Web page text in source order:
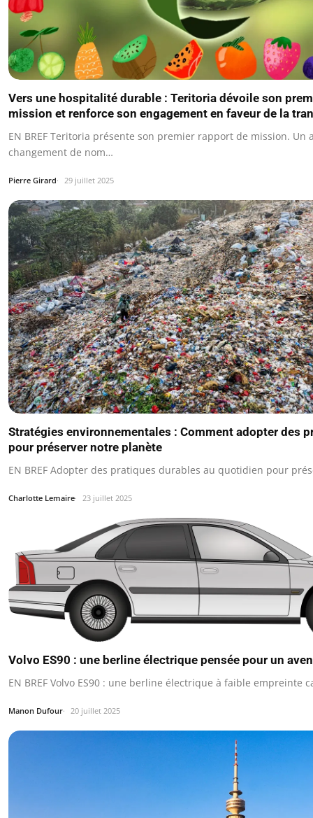
Vers une hospitalité durable : Teritoria dévoile son
mission et renforce son engagement en faveur de la
EN BREF Teritoria présente son premier rapport de mission. Un
changement de nom…
Pierre Girard 29 juillet 2025
Stratégies environnementales : Comment adopter des
pour préserver notre planète
EN BREF Adopter des pratiques durables au quotidien pour
Charlotte Lemaire 23 juillet 2025
Volvo ES90 : une berline électrique pensée pour un
EN BREF Volvo ES90 : une berline électrique à faible empreinte
Manon Dufour 20 juillet 2025